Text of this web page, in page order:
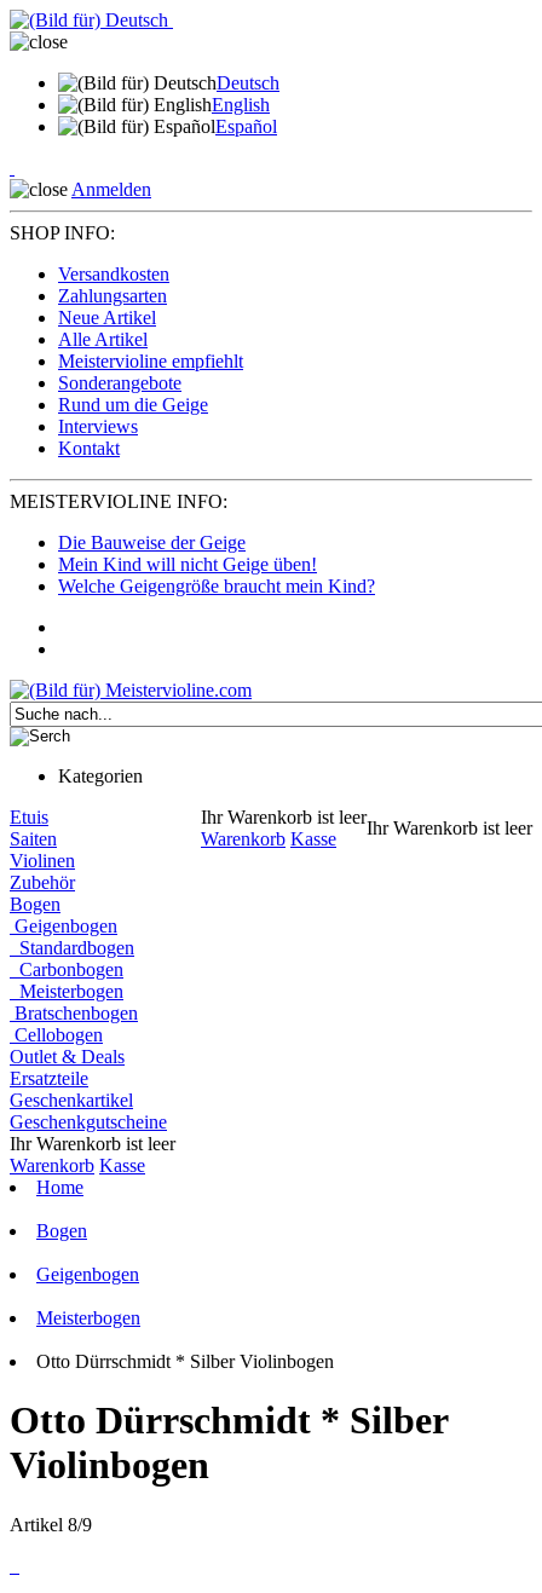
Deutsch
English
Español
Anmelden
SHOP INFO:
Versandkosten
Zahlungsarten
Neue Artikel
Alle Artikel
Meistervioline empfiehlt
Sonderangebote
Rund um die Geige
Interviews
Kontakt
MEISTERVIOLINE INFO:
Die Bauweise der Geige
Mein Kind will nicht Geige üben!
Welche Geigengröße braucht mein Kind?
Kategorien
Ihr Warenkorb ist leer
Warenkorb Kasse
Ihr Warenkorb ist leer
Etuis
Saiten
Violinen
Zubehör
Bogen
Geigenbogen
Standardbogen
Carbonbogen
Meisterbogen
Bratschenbogen
Cellobogen
Outlet & Deals
Ersatzteile
Geschenkartikel
Geschenkgutscheine
Ihr Warenkorb ist leer
Warenkorb Kasse
Home
Bogen
Geigenbogen
Meisterbogen
Otto Dürrschmidt * Silber Violinbogen
Otto Dürrschmidt * Silber
Violinbogen
Artikel 8/9